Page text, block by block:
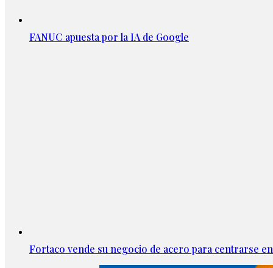
FANUC apuesta por la IA de Google
Fortaco vende su negocio de acero para centrarse